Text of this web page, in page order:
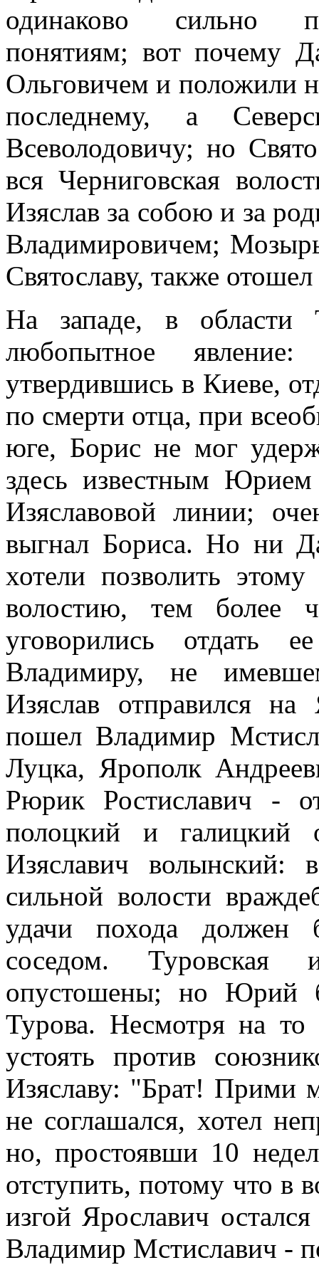
одинаково сильно
понятиям; вот почему
Ольговичем и положили
последнему, а
Всеволодовичу; но
вся Черниговская
Изяслав за собою и за
Владимировичем;
Святославу, также
На западе, в области
любопытное
утвердившись в Киеве,
по смерти отца, при
юге, Борис не мог
здесь известным Юрием
Изяславовой линии;
выгнал Бориса. Но ни
хотели позволить
волостию, тем более
уговорились отдать
Владимиру, не
Изяслав отправился
пошел Владимир
Луцка, Ярополк
Рюрик Ростиславич -
полоцкий и галицкий
Изяславич волынский:
сильной волости
удачи похода должен
соседом.
опустошены; но Юрий
Турова. Несмотря на
устоять против
Изяславу: "Брат! Прими
не соглашался, хотел
но, простоявши 10
отступить, потому что в
изгой Ярославич
Владимир Мстиславич -